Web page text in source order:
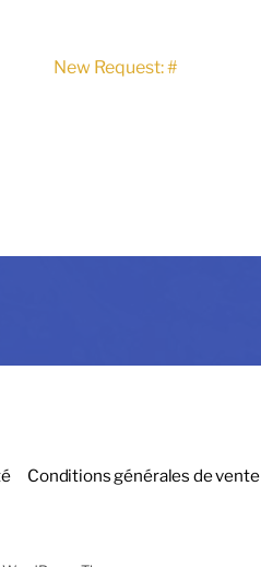
New Request: #
Conditions générales de vente